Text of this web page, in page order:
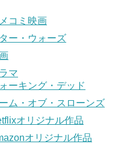
コミ映画
ー・ウォーズ
マ
ーキング・デッド
ム・オブ・スローンズ
オリジナル作品
オリジナル作品